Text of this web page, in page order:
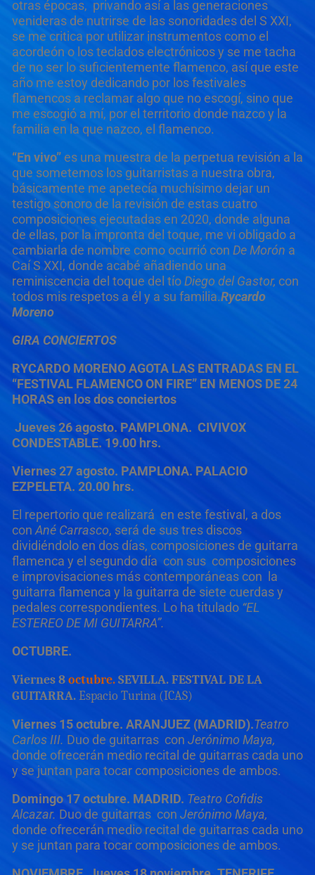
otras épocas, privando así a las generaciones
venideras de nutrirse de las sonoridades del S XXI,
se me critica por utilizar instrumentos como el
acordeón o los teclados electrónicos y se me tacha
de no ser lo suficientemente flamenco, así que este
año me estoy dedicando por los festivales
flamencos a reclamar algo que no escogí, sino que
me escogió a mí, por el territorio donde nazco y la
familia en la que nazco, el flamenco.
“En vivo” es una muestra de la perpetua revisión a la
que sometemos los guitarristas a nuestra obra,
básicamente me apetecía muchísimo dejar un
testigo sonoro de la revisión de estas cuatro
composiciones ejecutadas en 2020, donde alguna
de ellas, por la impronta del toque, me vi obligado a
cambiarla de nombre como ocurrió con De Morón a
Caí S XXI, donde acabé añadiendo una
reminiscencia del toque del tíoDiego del Gastor, con
todos mis respetos a él y a su familia.Rycardo
Moreno
GIRA CONCIERTOS
RYCARDO MORENO AGOTA LAS ENTRADAS EN EL
“FESTIVAL FLAMENCO ON FIRE” EN MENOS DE 24
HORAS en los dos conciertos
Jueves 26 agosto. PAMPLONA. CIVIVOX
CONDESTABLE. 19.00 hrs.
Viernes 27 agosto. PAMPLONA. PALACIO
EZPELETA. 20.00 hrs.
El repertorio que realizará en este festival, a dos
con Ané Carrasco, será de sus tres discos
dividiéndolo en dos días, composiciones de guitarra
flamenca y el segundo día con sus composiciones
e improvisaciones más contemporáneas con la
guitarra flamenca y la guitarra de siete cuerdas y
pedales correspondientes. Lo ha titulado “EL
ESTEREO DE MI GUITARRA”.
OCTUBRE.
Viernes 8octubre.SEVILLA. FESTIVAL DE LA
GUITARRA.Espacio Turina (ICAS)
Viernes 15 octubre. ARANJUEZ (MADRID).Teatro
Carlos III. Duo de guitarras con Jerónimo Maya,
donde ofrecerán medio recital de guitarras cada uno
y se juntan para tocar composiciones de ambos.
Domingo 17 octubre. MADRID. Teatro Cofidis
Alcazar. Duo de guitarras con Jerónimo Maya,
donde ofrecerán medio recital de guitarras cada uno
y se juntan para tocar composiciones de ambos.